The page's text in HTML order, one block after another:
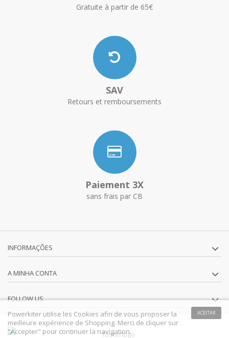
Gratuite à partir de 65€
SAV
Retours et remboursements
Paiement 3X
sans frais par CB
INFORMAÇÕES
A MINHA CONTA
FOLLOW US
ACEITAR
Powerkiter utilise les Cookies afin de vous proposer la
meilleure expérience de Shopping. Merci de cliquer sur
"Accepter" pour continuer la navigation.